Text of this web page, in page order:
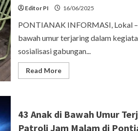
Editor PI 16/06/2025
PONTIANAK INFORMASI, Lokal
bawah umur terjaring dalam
sosialisasi gabungan...
Read MoreRead
more
Batas
Jam
Malam,
43 Anak di Bawah Umur
Patroli Jam Malam di